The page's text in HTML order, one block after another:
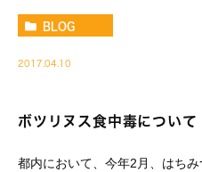
BLOG
2017.04.10
ボツリヌス食中毒について
都内において、今年2月、はち